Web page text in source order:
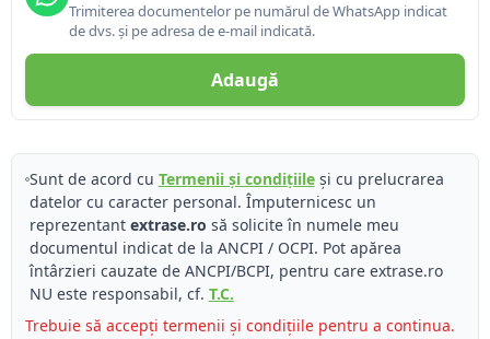
Trimiterea documentelor pe numărul de WhatsApp indicat
de dvs. și pe adresa de e-mail indicată.
Adaugă
Sunt de acord cu Termenii și condițiileși cu prelucrarea
datelor cu caracter personal. Împuternicesc un
reprezentant extrase.ro să solicite în numele meu
documentul indicat de la ANCPI / OCPI. Pot apărea
întârzieri cauzate de ANCPI/BCPI, pentru care extrase.ro
NU este responsabil, cf. T.C.
Trebuie să accepți termenii și condițiile pentru a continua.